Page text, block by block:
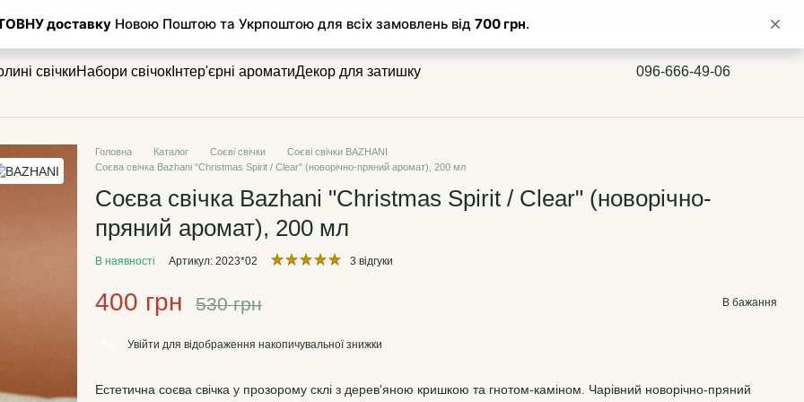
свічкиНабори свічок Інтер'єрні ароматиДекор для затишку 096-666-49-06
Головна Каталог Соєві свічки
Соєві свічки BAZHANI
Соєва свічка Bazhani "Christmas Spirit / Clear" (новорічно-пряний аромат), 200 мл
Соєва свічка Bazhani "Christmas Spirit / Clear" (новорічно-
пряний аромат), 200 мл
В наявності Артикул: 2023*02 3 відгуки
400 грн 530 грн В бажання
Увійти для відображення накопичувальної знижки
Естетична соєва свічка у прозорому склі з дерев'яною кришкою та гнотом-каміном. Чарівний новорічно-пряний